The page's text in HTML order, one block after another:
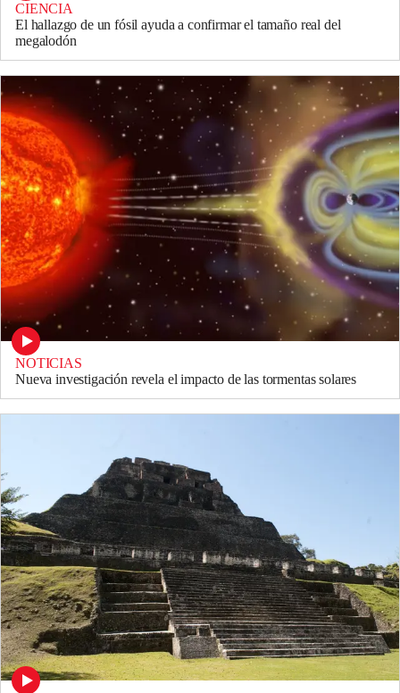
CIENCIA
El hallazgo de un fósil ayuda a confirmar el tamaño real del
megalodón
NOTICIAS
Nueva investigación revela el impacto de las tormentas solares